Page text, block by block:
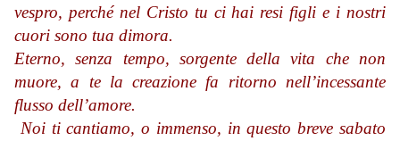
vespro, perché nel Cristo tu ci hai resi figli e i nostri
cuori sono tua dimora.
Eterno, senza tempo, sorgente della vita che non
muore, a te la creazione fa ritorno nell’incessante
flusso dell’amore.
Noi ti cantiamo, o immenso, in questo breve sabato